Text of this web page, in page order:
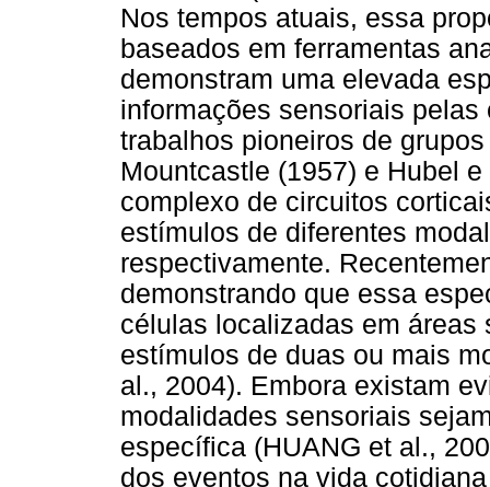
Nos tempos atuais, essa
baseados em ferramentas
demonstram uma elevada
informações sensoriais
trabalhos pioneiros de
Mountcastle (1957) e Hubel
complexo de circuitos
estímulos de diferentes
respectivamente.
demonstrando que essa
células localizadas em áreas
estímulos de duas ou mais
al., 2004). Embora existam
modalidades sensoriais
específica (HUANG et al.,
dos eventos na vida